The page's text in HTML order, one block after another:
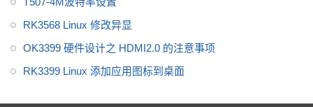
RK3568 Linux 修改异显
OK3399 硬件设计之 HDMI2.0 的注意事项
RK3399 Linux 添加应用图标到桌面